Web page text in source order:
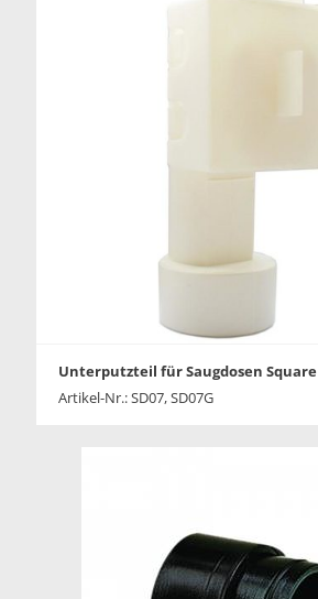
Unterputzteil für Saugdosen Square
Artikel-Nr.: SD07, SD07G